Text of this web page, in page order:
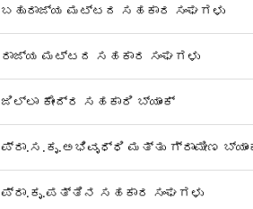
ಬಹುರಾಜ್ಯ ಮಟ್ಟದ ಸಹಕಾರ ಸಂಘಗಳು
ರಾಜ್ಯ ಮಟ್ಟದ ಸಹಕಾರ ಸಂಘಗಳು
ಜಿಲ್ಲಾ ಕೇಂದ್ರ ಸಹಕಾರಿ ಬ್ಯಾಂಕ್
ಪ್ರಾ.ಸ.ಕೃ.ಅಭಿವೃಧ್ಧಿ ಮತ್ತು ಗ್ರಾಮೀಣ
ಪ್ರಾ.ಕೃ.ಪತ್ತಿನ ಸಹಕಾರ ಸಂಘಗಳು